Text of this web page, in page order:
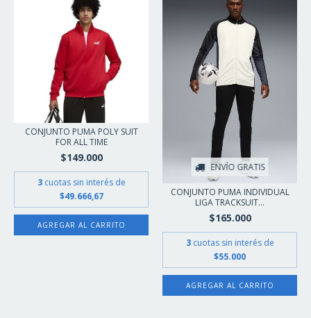
CONJUNTO PUMA POLY SUIT
FOR ALL TIME
$149.000
3 cuotas sin interés de
$49.666,67
AGREGAR AL CARRITO
ENVÍO GRATIS
CONJUNTO PUMA INDIVIDUAL
LIGA TRACKSUIT...
$165.000
3 cuotas sin interés de
$55.000
AGREGAR AL CARRITO